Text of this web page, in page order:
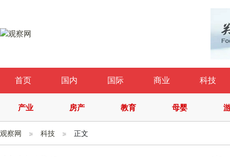
首页 国内 国际 商业 科技
产业 房产 教育 母婴
观察网 科技 正文